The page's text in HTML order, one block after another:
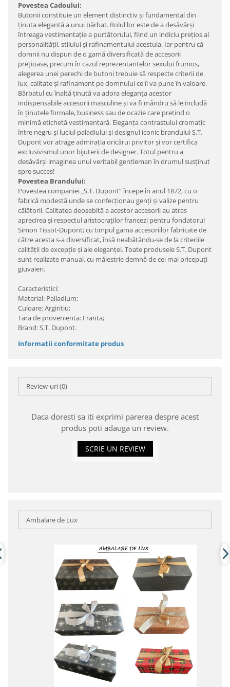
Povestea Cadoului:
Butonii constituie un element distinctiv şi fundamental din
ţinuta elegantă a unui bărbat. Rolul lor este de a desăvârşi
întreaga vestimentaţie a purtătorului, fiind un indiciu preţios al
personalităţii, stilului şi rafinamentului acestuia. Iar pentru că
domnii nu dispun de o gamă diversificată de accesorii
preţioase, precum în cazul reprezentantelor sexului frumos,
alegerea unei perechi de butoni trebuie să respecte criterii de
lux, calitate şi rafinament pe domnului ce îi va pune în valoare.
Bărbatul cu înaltă ţinută va adora eleganţa acestor
indispensabile accesorii masculine şi va fi mândru să le includă
în ţinutele formale, business sau de ocazie care pretind o
minimă etichetă vestimentară. Eleganţa contrastului cromatic
între negru şi luciul paladiului şi designul iconic brandului S.T.
Dupont vor atrage admiraţia oricărui privitor şi vor certifica
exclusivismul unor bijuterii de designer. Totul pentru a
desăvârşi imaginea unui veritabil gentleman în drumul susţinut
spre succes!
Povestea Brandului:
Povestea companiei „S.T. Dupont” începe în anul 1872, cu o
fabrică modestă unde se confecţionau genţi şi valize pentru
călătorii. Calitatea deosebită a acestor accesorii au atras
aprecirea şi respectul aristocraţilor francezi pentru fondatorul
Simon Tissot-Dupont; cu timpul gama accesoriilor fabricate de
către acesta s-a diversificat, însă neabătându-se de la criteriile
calităţii de excepţie şi ale eleganţei. Toate produsele S.T. Dupont
sunt realizate manual, cu măiestrie demnă de cei mai pricepuţi
giuvaieri.
Caracteristici:
Material: Palladium;
Culoare: Argintiu;
Tara de provenienta: Franta;
Brand: S.T. Dupont.
Informatii conformitate produs
Review-uri(0)
Daca doresti sa iti exprimi parerea despre acest
produs poti adauga un review.
SCRIE UN REVIEW
Ambalare de Lux